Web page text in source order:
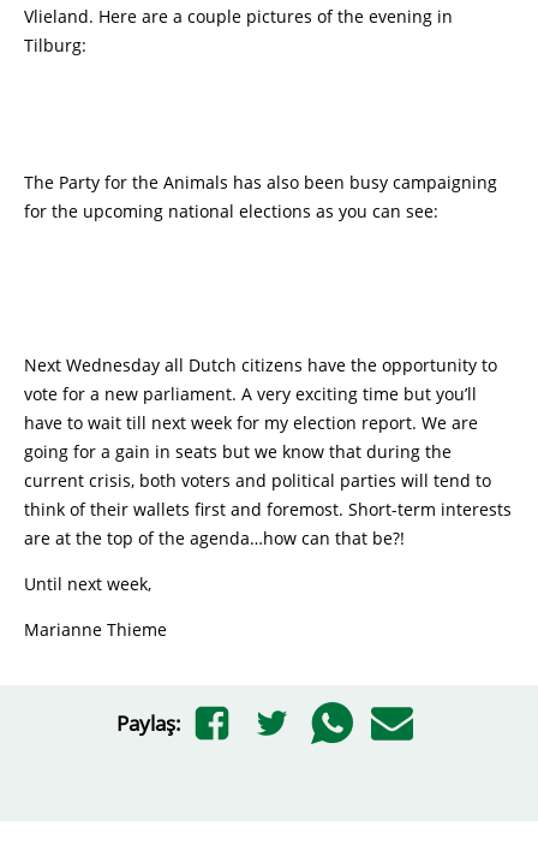
Vlieland. Here are a couple pictures of the evening in
Tilburg:
The Party for the Animals has also been busy campaigning
for the upcoming national elections as you can see:
Next Wednesday all Dutch citizens have the opportunity to
vote for a new parliament. A very exciting time but you’ll
have to wait till next week for my election report. We are
going for a gain in seats but we know that during the
current crisis, both voters and political parties will tend to
think of their wallets first and foremost. Short-term interests
are at the top of the agenda…how can that be?!
Until next week,
Marianne Thieme
Paylaş: